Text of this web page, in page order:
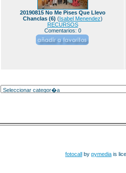
20190815 No Me Pises Que Llevo
Chanclas (6) (Isabel Menendez)
RECURSOS
Comentarios: 0
fotocall by pymedia is